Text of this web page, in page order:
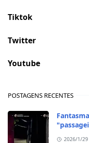
Tiktok
Twitter
Youtube
POSTAGENS RECENTES
2026/1/29